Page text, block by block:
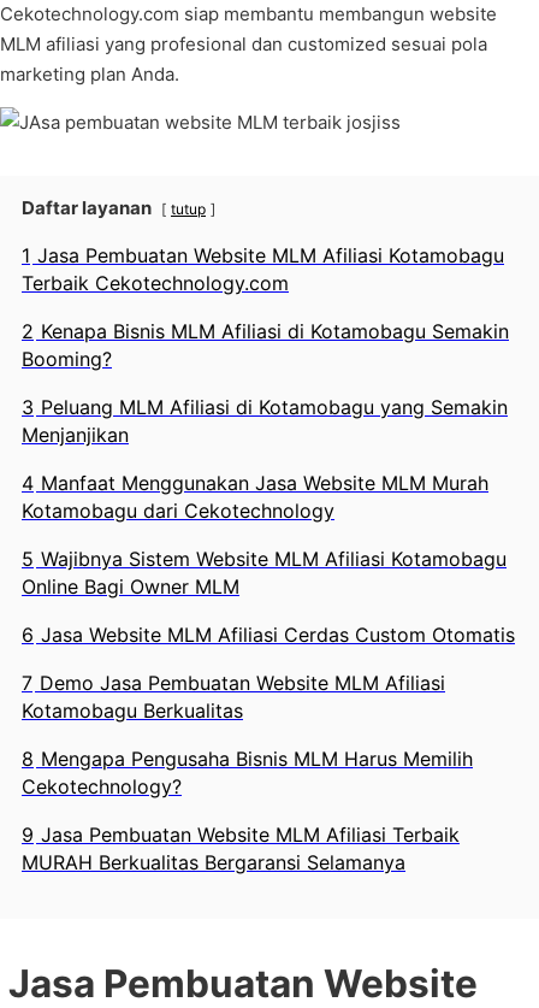
Cekotechnology.com siap membantu membangun website
MLM afiliasi yang profesional dan customized sesuai pola
marketing plan Anda.
Daftar layanan tutup
1 Jasa Pembuatan Website MLM Afiliasi Kotamobagu
Terbaik Cekotechnology.com
2 Kenapa Bisnis MLM Afiliasi di Kotamobagu Semakin
Booming?
3 Peluang MLM Afiliasi di Kotamobagu yang Semakin
Menjanjikan
4 Manfaat Menggunakan Jasa Website MLM Murah
Kotamobagu dari Cekotechnology
5 Wajibnya Sistem Website MLM Afiliasi Kotamobagu
Online Bagi Owner MLM
6 Jasa Website MLM Afiliasi Cerdas Custom Otomatis
7 Demo Jasa Pembuatan Website MLM Afiliasi
Kotamobagu Berkualitas
8 Mengapa Pengusaha Bisnis MLM Harus Memilih
Cekotechnology?
9 Jasa Pembuatan Website MLM Afiliasi Terbaik
MURAH Berkualitas Bergaransi Selamanya
Jasa Pembuatan Website